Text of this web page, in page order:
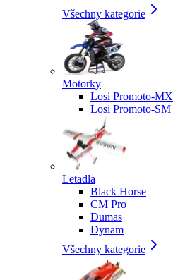
Všechny kategorie
Motorky
Losi Promoto-MX
Losi Promoto-SM
Letadla
Black Horse
CM Pro
Dumas
Dynam
Všechny kategorie